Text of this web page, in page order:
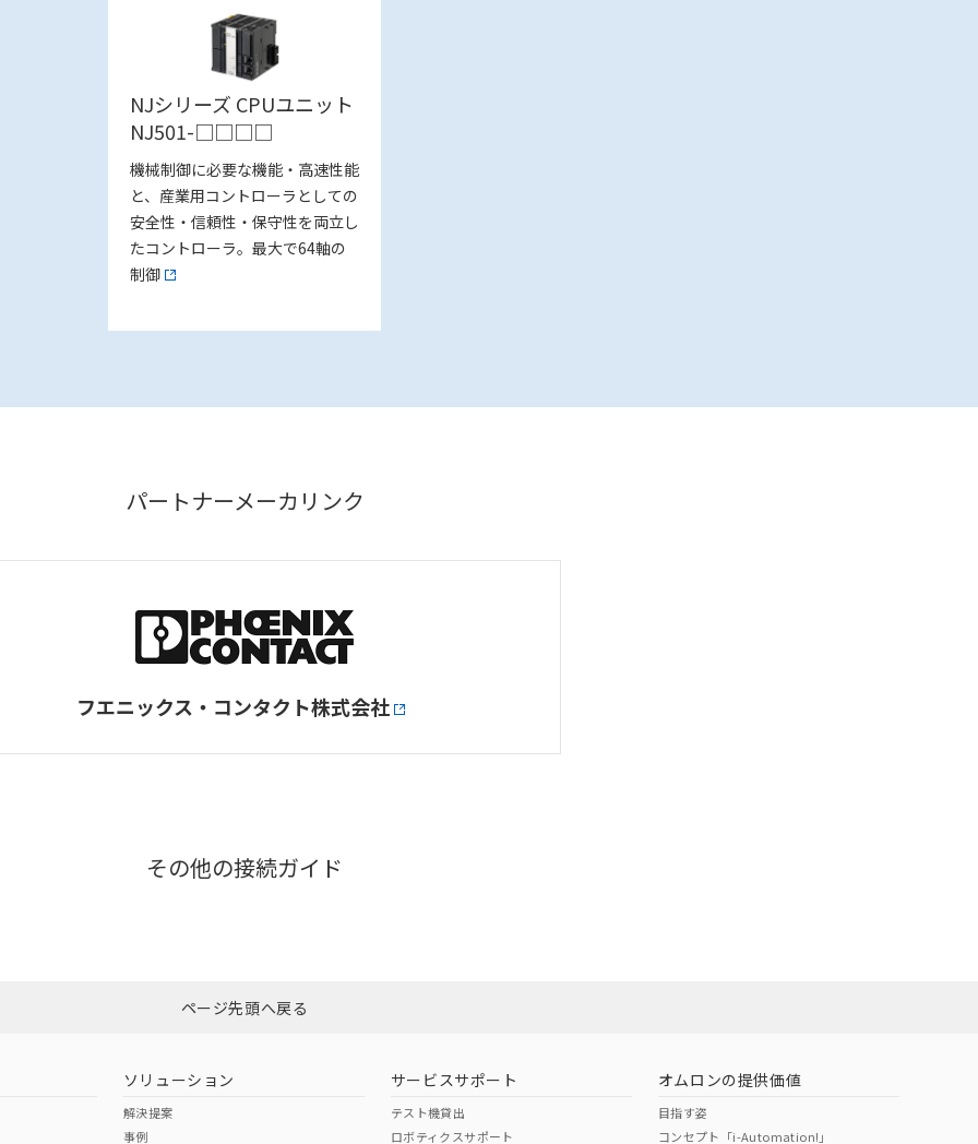
NJシリーズ CPUユニット
NJ501-□□□□
機械制御に必要な機能・高速性能
と、産業用コントローラとしての
安全性・信頼性・保守性を両立し
たコントローラ。最大で64軸の
制御
パートナーメーカリンク
フエニックス・コンタクト株式会社
その他の接続ガイド
ページ先頭へ戻る
ソリューション
解決提案
事例
サービスサポート
テスト機貸出
ロボティクスサポート
オムロンの提供価値
目指す姿
コンセプト「i-Automation!」